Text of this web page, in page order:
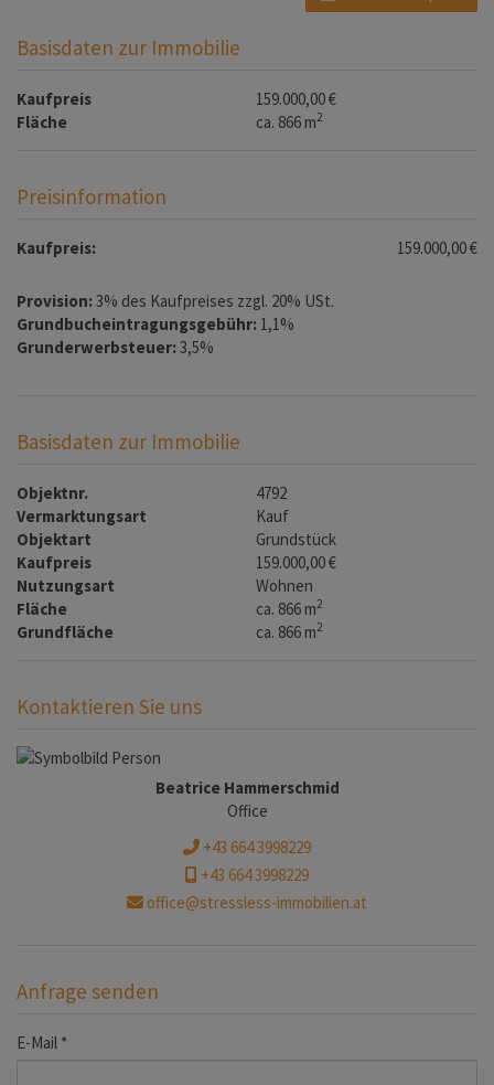
Basisdaten zur Immobilie
Kaufpreis
159.000,00 €
Fläche
ca. 866 m2
Preisinformation
Kaufpreis: 159.000,00 €
Provision: 3% des Kaufpreises zzgl. 20% USt.
Grundbucheintragungsgebühr: 1,1%
Grunderwerbsteuer: 3,5%
Basisdaten zur Immobilie
Objektnr.
4792
Vermarktungsart
Kauf
Objektart
Grundstück
Kaufpreis
159.000,00 €
Nutzungsart
Wohnen
Fläche
ca. 866 m2
Grundfläche ca. 866 m2
Kontaktieren Sie uns
Beatrice Hammerschmid
Office
+43 664 3998229
+43 664 3998229
office@stressless-immobilien.at
Anfrage senden
E-Mail